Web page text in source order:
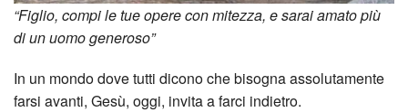
“Figlio, compi le tue opere con mitezza, e sarai amato più
di un uomo generoso”
In un mondo dove tutti dicono che bisogna assolutamente
farsi avanti, Gesù, oggi, invita a farci indietro.